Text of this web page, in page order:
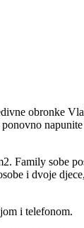
obronke
Family sobe
i dvoje
i telefonom.